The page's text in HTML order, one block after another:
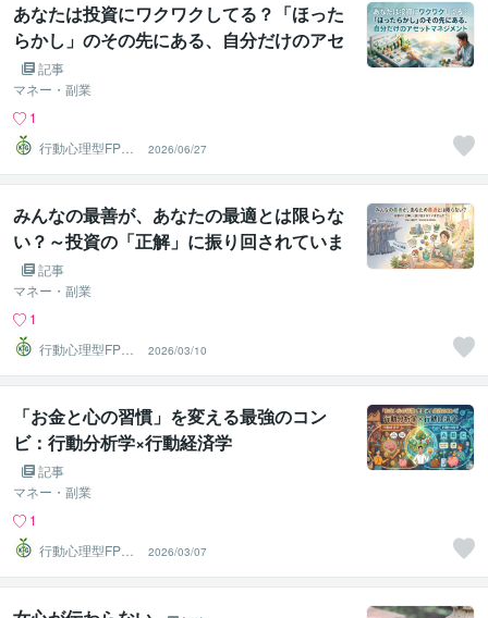
あなたは投資にワクワクしてる？「ほった
らかし」のその先にある、自分だけのアセ
ットマネジメント
記事
マネー・副業
1
行動心理型FP＠
しょるだぁ
2026/06/27
みんなの最善が、あなたの最適とは限らな
い？～投資の「正解」に振り回されていま
せんか？～Part2
記事
マネー・副業
1
行動心理型FP＠
しょるだぁ
2026/03/10
「お金と心の習慣」を変える最強のコン
ビ：行動分析学×行動経済学
記事
マネー・副業
1
行動心理型FP＠
しょるだぁ
2026/03/07